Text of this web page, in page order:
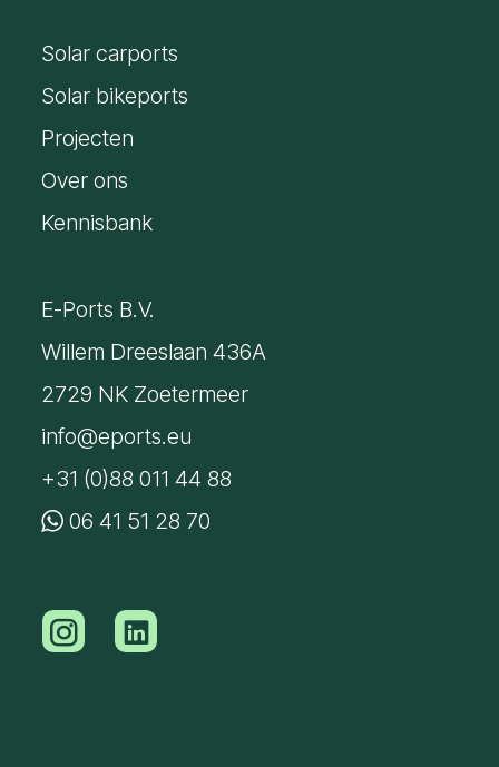
*
E-
mailadres
Solar carports
Solar bikeports
Projecten
Over ons
Kennisbank
E-Ports B.V.
Willem Dreeslaan 436A
2729 NK Zoetermeer
info@eports.eu
+31 (0)88 011 44 88
06 41 51 28 70